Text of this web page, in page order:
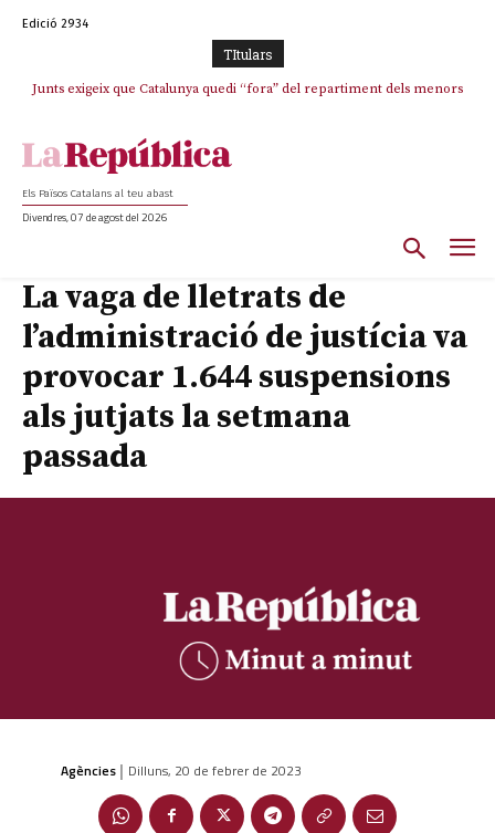
Edició 2934
TItulars
Junts exigeix que Catalunya quedi “fora” del repartiment dels menors
Junqueras demana a l’Estat que assumeixi “responsabilitats” pel “drama
Els Països Catalans al teu abast
Divendres, 07 de agost del 2026
La vaga de lletrats de
l’administració de justícia va
provocar 1.644 suspensions
als jutjats la setmana
passada
Agències | Dilluns, 20 de febrer de 2023